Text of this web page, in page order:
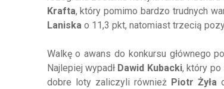
Krafta, który pomimo bardzo trudnych
Laniskao 11,3 pkt, natomiast trzecią
Walkę o awans do konkursu głównego
Najlepiej wypadł Dawid Kubacki, który po
dobre loty zaliczyli również Piotr Żyła